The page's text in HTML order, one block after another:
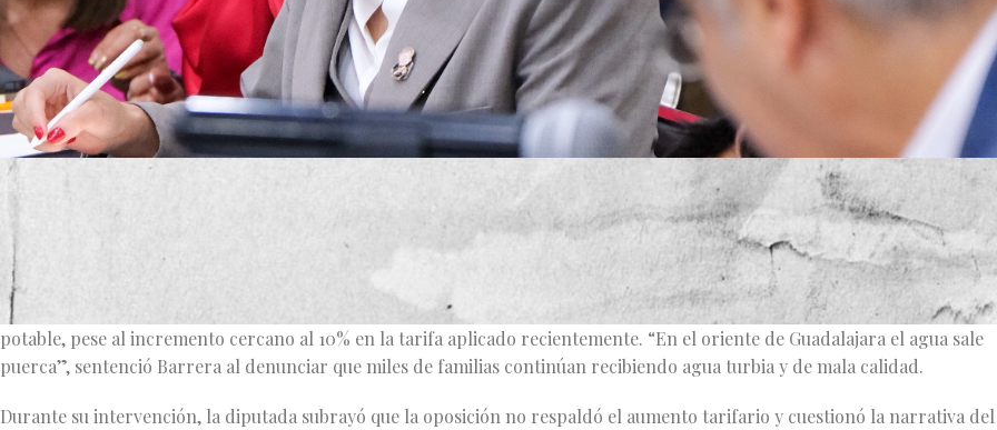
Durante la sesión extraordinaria de la Comisión de Hacienda y Presupuestos del Congreso del Estado, la diputada local
Barrera lanzó duras críticas al informe presentado por el director del Sistema Intermunicipal de los Servicios de Agua
Potable y Alcantarillado (SIAPA), Antonio Juárez Trueba, respecto al cumplimiento del decreto 29848/LXIV/25.
Tras la exposición del funcionario, la legisladora señaló que el reporte no refleja mejoras reales en el servicio de agua
potable, pese al incremento cercano al 10% en la tarifa aplicado recientemente. “En el oriente de Guadalajara el agua sale
puerca”, sentenció Barrera al denunciar que miles de familias continúan recibiendo agua turbia y de mala calidad.
Durante su intervención, la diputada subrayó que la oposición no respaldó el aumento tarifario y cuestionó la narrativa del